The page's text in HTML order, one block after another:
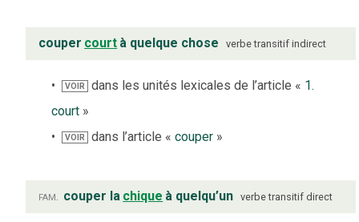
couper court à quelque chose verbe transitif indirect
VOIR dans les unités lexicales de l’article « 1.
court »
VOIR dans l’article «couper »
fam. couper la chique à quelqu’un verbe transitif direct